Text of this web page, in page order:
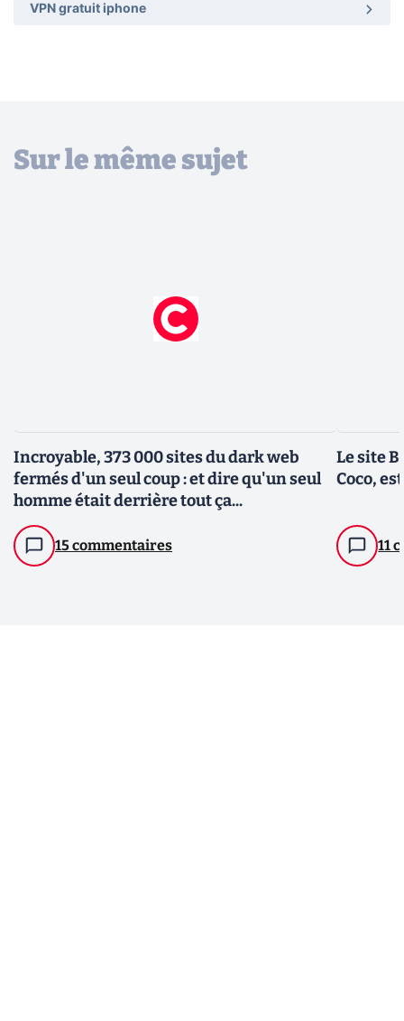
VPN gratuit iphone
Sur le même sujet
Incroyable, 373 000 sites du dark web
fermés d'un seul coup : et dire qu'un seul
homme était derrière tout ça...
15 commentaires
Le site
Coco,
11